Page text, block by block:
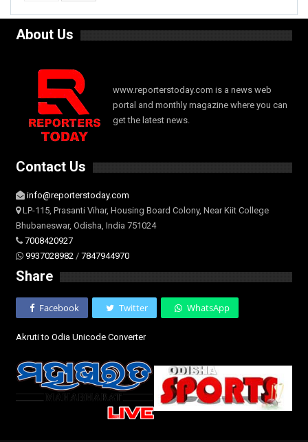
About Us
www.reporterstoday.com is a news web
portal and monthly magazine where you can
get the latest news.
Contact Us
info@reporterstoday.com
LP-115, Prasanti Vihar, Housing Board Colony, Near Kiit College
Bhubaneswar, Odisha, India 751024
7008420927
9937028982 / 7847944970
Share
Facebook Twitter WhatsApp
Akruti to Odia Unicode Converter